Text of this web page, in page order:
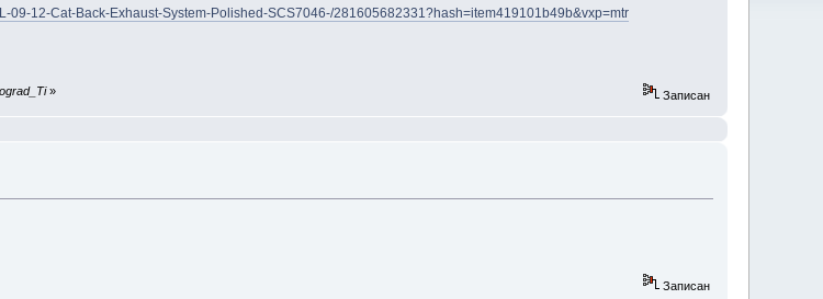
09-12-Cat-Back-Exhaust-System-Polished-SCS7046-/281605682331?hash=item419101b49b&vxp=mtr
» Записан
Записан